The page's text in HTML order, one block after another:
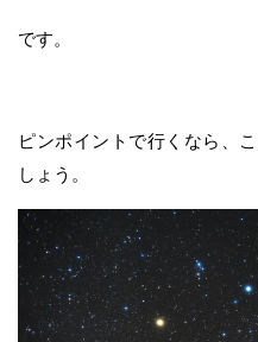
です。
ピンポイントで行くなら、
しょう。